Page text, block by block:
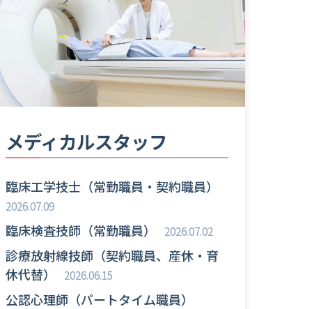
メディカルスタッフ
臨床工学技士（常勤職員・契約職員）
2026.07.09
臨床検査技師（常勤職員） 2026.07.02
診療放射線技師（契約職員、産休・育
休代替）
2026.06.15
公認心理師（パートタイム職員）